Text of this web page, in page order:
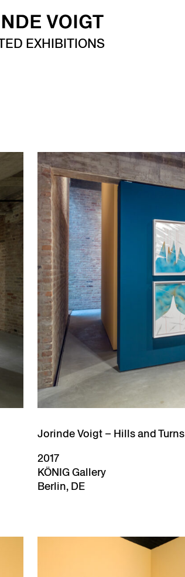
EXHIBITIONS
Jorinde Voigt – Hills and Turns
2017
KÖNIG Gallery
Berlin, DE